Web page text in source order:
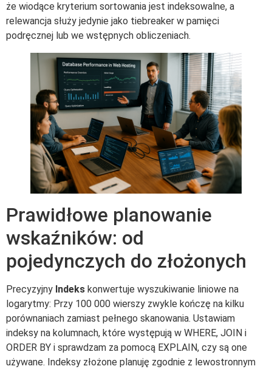
że wiodące kryterium sortowania jest indeksowalne, a
relewancja służy jedynie jako tiebreaker w pamięci
podręcznej lub we wstępnych obliczeniach.
Prawidłowe planowanie
wskaźników: od
pojedynczych do złożonych
Precyzyjny Indeks konwertuje wyszukiwanie liniowe na
logarytmy: Przy 100 000 wierszy zwykle kończę na kilku
porównaniach zamiast pełnego skanowania. Ustawiam
indeksy na kolumnach, które występują w WHERE, JOIN i
ORDER BY i sprawdzam za pomocą EXPLAIN, czy są one
używane. Indeksy złożone planuję zgodnie z lewostronnym